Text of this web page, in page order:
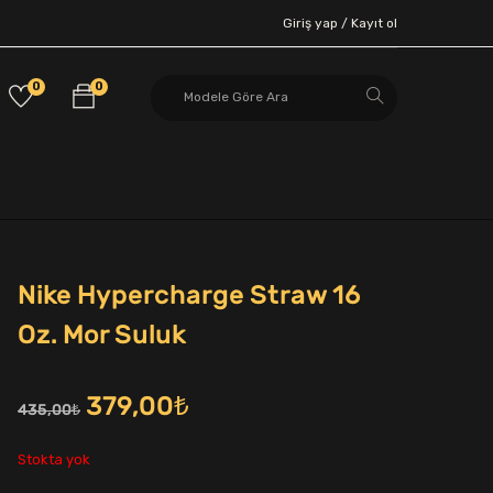
Giriş yap / Kayıt ol
0
0
Nike Hypercharge Straw 16
Oz. Mor Suluk
435,00₺ Orijinal
fiyat:
379,00₺Şu
Stokta yok